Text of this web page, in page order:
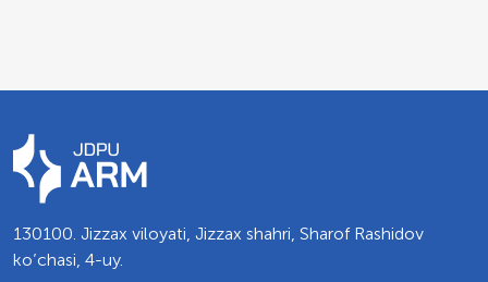
130100. Jizzax viloyati, Jizzax shahri, Sharof Rashidov
ko’chasi, 4-uy.